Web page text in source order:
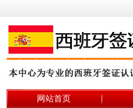
网站首页